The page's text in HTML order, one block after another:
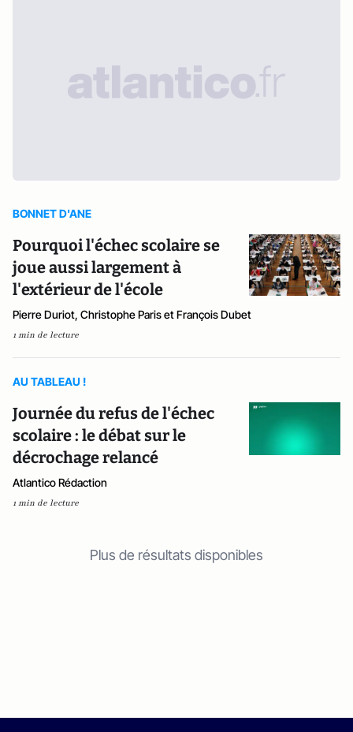
BONNET D'ANE
Pourquoi l'échec scolaire se
joue aussi largement à
l'extérieur de l'école
Pierre Duriot, Christophe Paris et François Dubet
1 min de lecture
AU TABLEAU !
Journée du refus de l'échec
scolaire : le débat sur le
décrochage relancé
Atlantico Rédaction
1 min de lecture
Plus de résultats disponibles